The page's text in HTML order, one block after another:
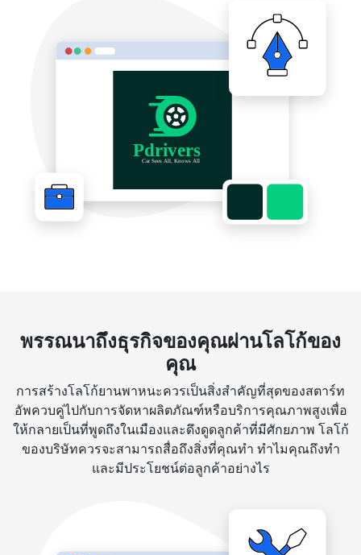
พรรณนาถึงธุรกิจของคุณผ่านโลโก้ของ
คุณ
การสร้างโลโก้ยานพาหนะควรเป็นสิ่งสำคัญที่สุดของสตาร์ท
อัพควบคู่ไปกับการจัดหาผลิตภัณฑ์หรือบริการคุณภาพสูงเพื่อ
ให้กลายเป็นที่พูดถึงในเมืองและดึงดูดลูกค้าที่มีศักยภาพ โลโก้
ของบริษัทควรจะสามารถสื่อถึงสิ่งที่คุณทำ ทำไมคุณถึงทำ
และมีประโยชน์ต่อลูกค้าอย่างไร